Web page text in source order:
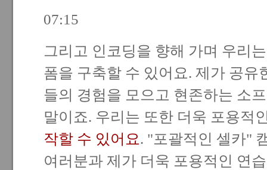
07:15
그리고 인코딩을 향해 가며 우리
폼을 구축할 수 있어요. 제가 공유
들의 경험을 모으고 현존하는 소
말이죠. 우리는 또한 더욱 포용적
작할 수 있어요. "포괄적인 셀카"
여러분과 제가 더욱 포용적인 연